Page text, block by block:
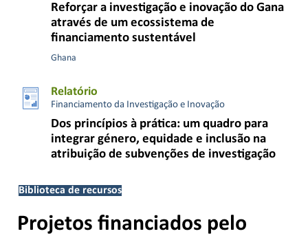
Reforçar a investigação e inovação do Gana
através de um ecossistema de
financiamento sustentável
Ghana
Relatório
Financiamento da Investigação e Inovação
Dos princípios à prática: um quadro para
integrar género, equidade e inclusão na
atribuição de subvenções de investigação
Biblioteca de recursos
Projetos financiados pelo